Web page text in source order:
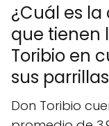
¿Cuál es
que tienen
Toribio en
sus
Don Toribio